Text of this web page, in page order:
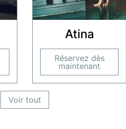
Atina
Réservez dès
maintenant
Voir tout